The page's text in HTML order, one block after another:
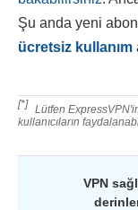
Şu anda yeni
ücretsiz kullanım
[*] Lütfen
kullanıcıların
VPN